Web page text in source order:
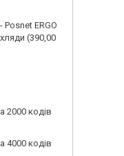
ERGO
(390,00
2000 кодів
4000 кодів